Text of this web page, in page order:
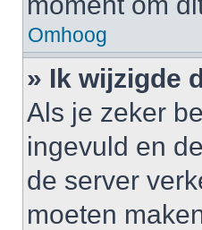
Omhoog
» Ik wijzigde
Als je zeker
ingevuld en
de server
moeten